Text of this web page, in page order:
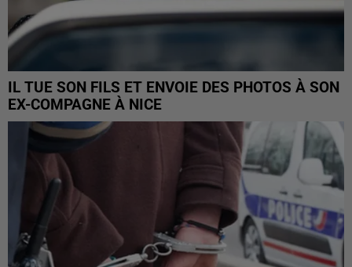
IL TUE SON FILS ET ENVOIE DES PHOTOS À SON
EX-COMPAGNE À NICE